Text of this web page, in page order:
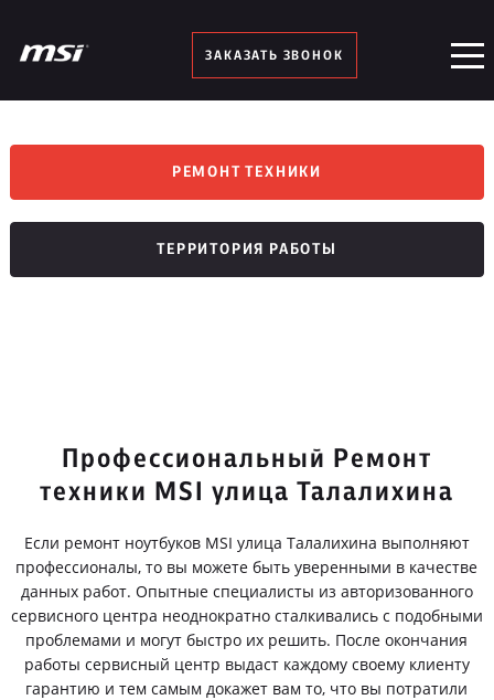
ЗАКАЗАТЬ ЗВОНОК
РЕМОНТ ТЕХНИКИ
ТЕРРИТОРИЯ РАБОТЫ
Профессиональный Ремонт
техники MSI улица Талалихина
Если ремонт ноутбуков MSI улица Талалихина выполняют
профессионалы, то вы можете быть уверенными в качестве
данных работ. Опытные специалисты из авторизованного
сервисного центра неоднократно сталкивались с подобными
проблемами и могут быстро их решить. После окончания
работы сервисный центр выдаст каждому своему клиенту
гарантию и тем самым докажет вам то, что вы потратили